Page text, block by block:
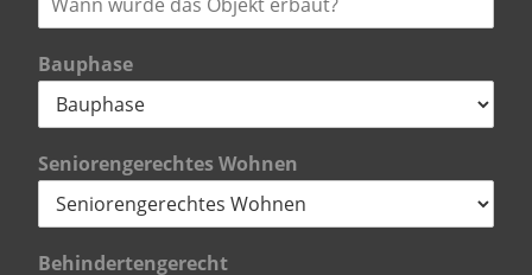
Bauphase
Seniorengerechtes Wohnen
Behindertengerecht